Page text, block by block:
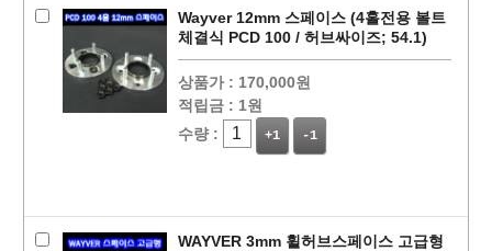
PAYCO 바로
Wayver 12mm 스페이스 (4홀전용 볼트
체결식 PCD 100 / 허브싸이즈; 54.1)
상품가 : 170,000원
적립금 : 1원
수량 :
+1 -1
WAYVER 3mm 휠허브스페이스 고급형